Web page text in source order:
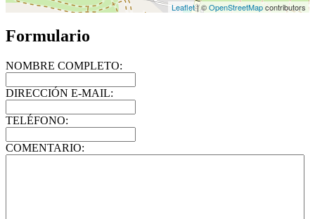
Leaflet| ©OpenStreetMapcontributors
Formulario
NOMBRE COMPLETO:
DIRECCIÓN E-MAIL:
TELÉFONO:
COMENTARIO: